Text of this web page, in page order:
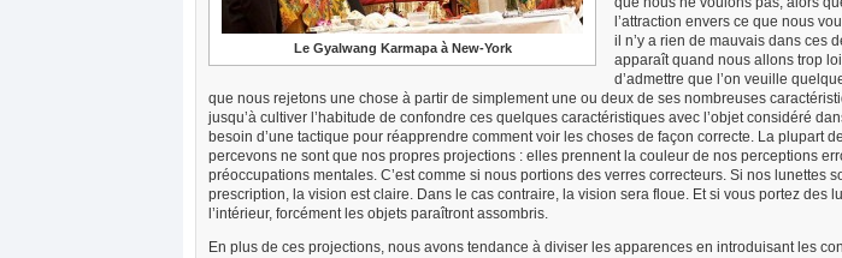
Le Gyalwang Karmapa à New-York
l’attraction envers ce que nous
il n’y a rien de mauvais dans ces
apparaît quand nous allons trop
d’admettre que l’on veuille
que nous rejetons une chose à partir de simplement une ou deux de ses nombreuses
jusqu’à cultiver l’habitude de confondre ces quelques caractéristiques avec l’objet considéré
besoin d’une tactique pour réapprendre comment voir les choses de façon correcte. La plupart
percevons ne sont que nos propres projections : elles prennent la couleur de nos perceptions
préoccupations mentales. C’est comme si nous portions des verres correcteurs. Si nos lunettes
prescription, la vision est claire. Dans le cas contraire, la vision sera floue. Et si vous portez des
l’intérieur, forcément les objets paraîtront assombris.
En plus de ces projections, nous avons tendance à diviser les apparences en introduisant les